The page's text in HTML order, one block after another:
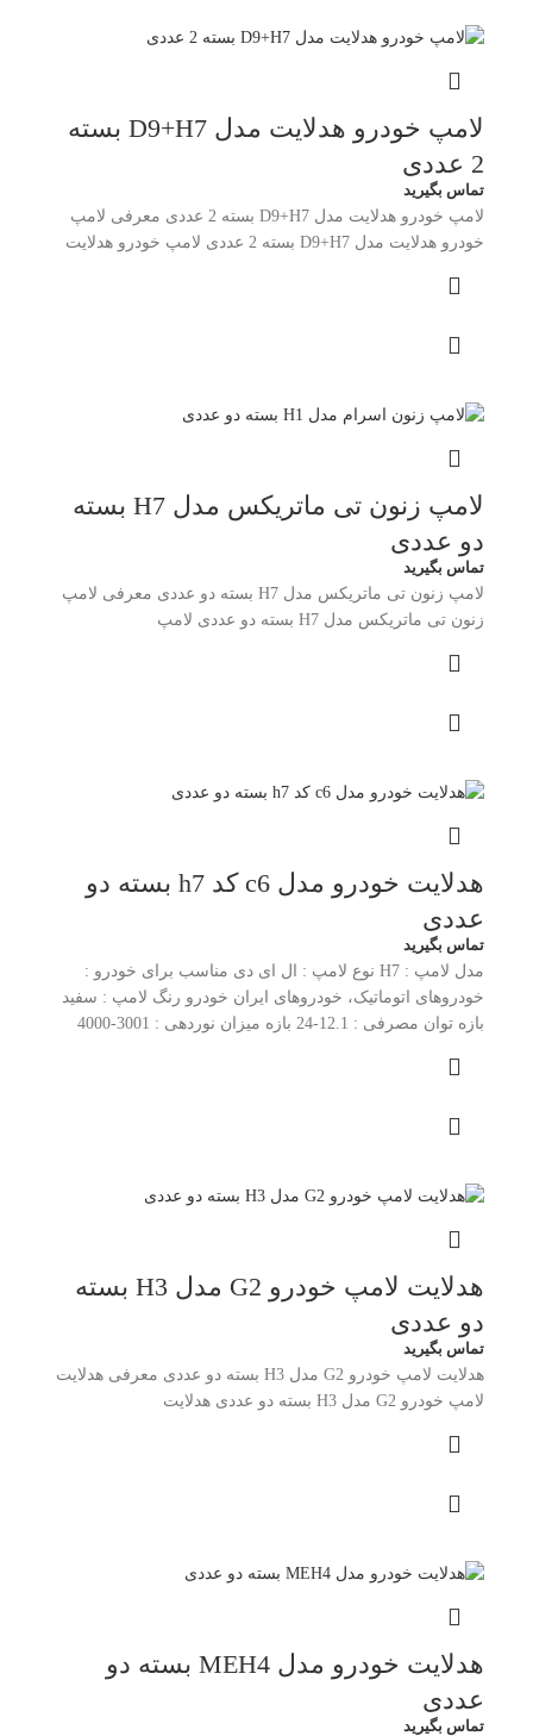
لامپ خودرو هدلایت مدل D9+H7 بسته
2 عددی
تماس بگیرید
لامپ خودرو هدلایت مدل D9+H7 بسته 2 عددی معرفی لامپ
خودرو هدلایت مدل D9+H7 بسته 2 عددی لامپ خودرو هدلایت
لامپ زنون تی ماتریکس مدل H7 بسته
دو عددی
تماس بگیرید
لامپ زنون تی ماتریکس مدل H7 بسته دو عددی معرفی لامپ
زنون تی ماتریکس مدل H7 بسته دو عددی لامپ
هدلایت خودرو مدل c6 کد h7 بسته دو
عددی
تماس بگیرید
مدل لامپ : H7 نوع لامپ : ال ای دی مناسب برای خودرو :
خودروهای اتوماتیک، خودروهای ایران خودرو رنگ لامپ : سفید
بازه توان مصرفی : 12.1-24 بازه میزان نوردهی : 3001-4000
هدلایت لامپ خودرو G2 مدل H3 بسته
دو عددی
تماس بگیرید
هدلایت لامپ خودرو G2 مدل H3 بسته دو عددی معرفی هدلایت
لامپ خودرو G2 مدل H3 بسته دو عددی هدلایت
هدلایت خودرو مدل MEH4 بسته دو
عددی
تماس بگیرید